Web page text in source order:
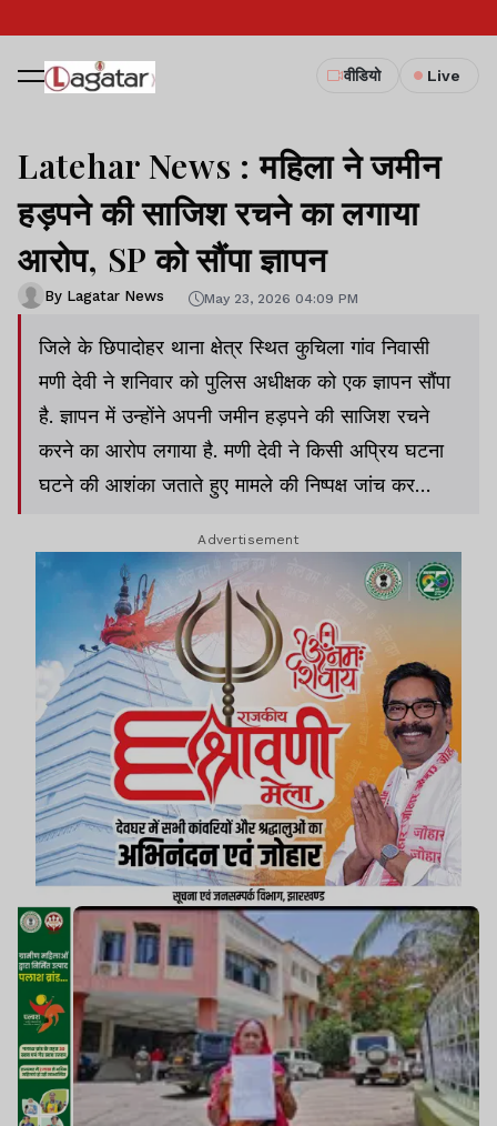
वीडियो Live
Latehar News : महिला ने जमीन
हड़पने की साजिश रचने का लगाया
आरोप, SP को सौंपा ज्ञापन
By Lagatar News May 23, 2026 04:09 PM
जिले के छिपादोहर थाना क्षेत्र स्थित कुचिला गांव निवासी
मणी देवी ने शनिवार को पुलिस अधीक्षक को एक ज्ञापन सौंपा
है. ज्ञापन में उन्होंने अपनी जमीन हड़पने की साजिश रचने
करने का आरोप लगाया है. मणी देवी ने किसी अप्रिय घटना
घटने की आशंका जताते हुए मामले की निष्पक्ष जांच कर
और जमीन हड़पने की साजिश पर रोक लगाने की मांग की है.
Advertisement